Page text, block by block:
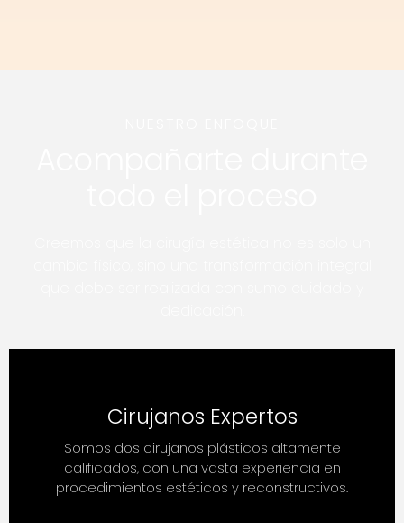
Cirujanos Expertos
Somos dos cirujanos plásticos altamente
calificados, con una vasta experiencia en
procedimientos estéticos y reconstructivos.